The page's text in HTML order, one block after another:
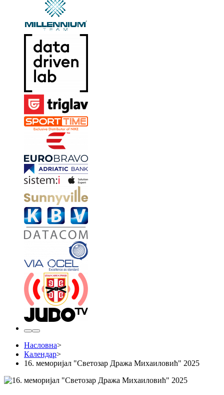
Насловна>
Календар>
16. меморијал "Светозар Дража Михаиловић" 2025